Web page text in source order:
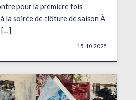
pour la première fois
à la soirée de clôture de saison À
[…]
15.10.2025